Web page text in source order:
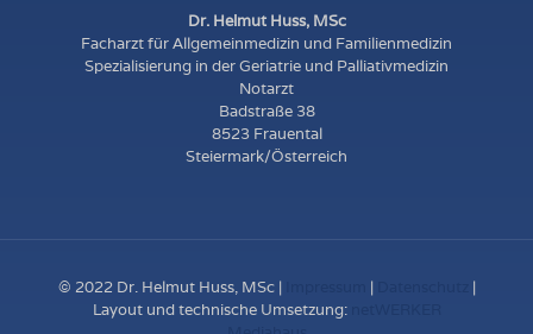
Dr. Helmut Huss, MSc
Facharzt für Allgemeinmedizin und Familienmedizin
Spezialisierung in der Geriatrie und Palliativmedizin
Notarzt
Badstraße 38
8523 Frauental
Steiermark/Österreich
© 2022 Dr. Helmut Huss, MSc | |
|
Layout und technische Umsetzung: